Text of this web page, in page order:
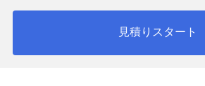
見積りスタート